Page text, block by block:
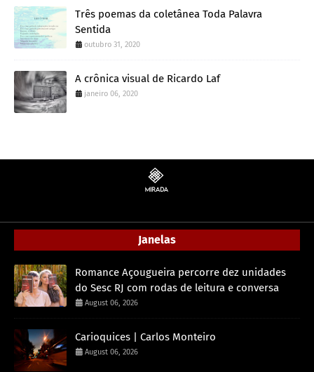
Três poemas da coletânea Toda Palavra
Sentida
outubro 31, 2020
A crônica visual de Ricardo Laf
janeiro 06, 2020
Janelas
Romance Açougueira percorre dez unidades
do Sesc RJ com rodas de leitura e conversa
August 06, 2026
Carioquices | Carlos Monteiro
August 06, 2026